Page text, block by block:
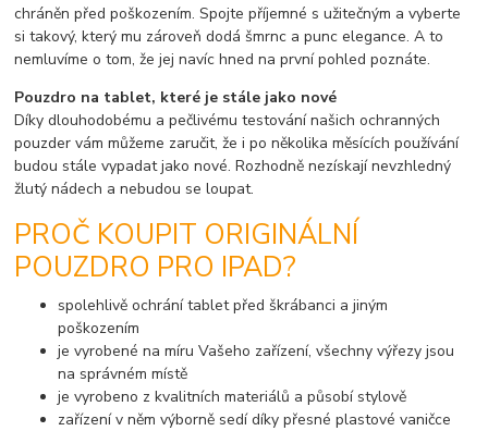
chráněn před poškozením. Spojte příjemné s užitečným a vyberte
si takový, který mu zároveň dodá šmrnc a punc elegance. A to
nemluvíme o tom, že jej navíc hned na první pohled poznáte.
Pouzdro na tablet, které je stále jako nové
Díky dlouhodobému a pečlivému testování našich ochranných
pouzder vám můžeme zaručit, že i po několika měsících používání
budou stále vypadat jako nové. Rozhodně nezískají nevzhledný
žlutý nádech a nebudou se loupat.
PROČ KOUPIT ORIGINÁLNÍ
POUZDRO PRO IPAD?
spolehlivě ochrání tablet před škrábanci a jiným
poškozením
je vyrobené na míru Vašeho zařízení, všechny výřezy jsou
na správném místě
je vyrobeno z kvalitních materiálů a působí stylově
zařízení v něm výborně sedí díky přesné plastové vaničce